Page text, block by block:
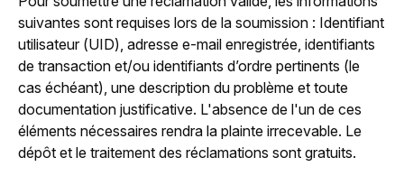
suivantes sont requises lors de la soumission : Identifiant
utilisateur (UID), adresse e-mail enregistrée, identifiants
de transaction et/ou identifiants d’ordre pertinents (le
cas échéant), une description du problème et toute
documentation justificative. L'absence de l'un de ces
éléments nécessaires rendra la plainte irrecevable. Le
dépôt et le traitement des réclamations sont gratuits.